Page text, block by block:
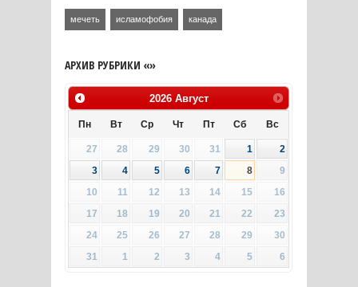
мечеть исламофобия канада
АРХИВ РУБРИКИ «»
2026 Август
Пн Вт Ср Чт Пт Сб Вс
27 28 29 30 31 1
2
3
4 5 6 7 8
9
10
11 12 13 14 15
16
17
18 19 20 21 22
23
24
25 26 27 28 29
30
31
1 2 3 4 5 6